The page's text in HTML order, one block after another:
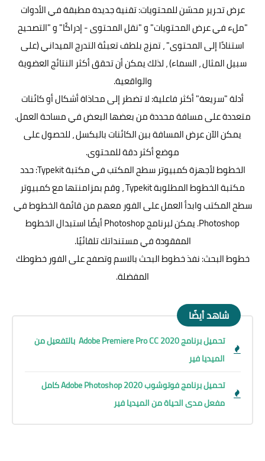
عرض تحرير محسّن للمحتويات: تقنية جديدة مطبقة في الأدوات
"ملء في عرض المحتويات" و "نقل المحتوى - إدراكًا" و "التصحيح
استنادًا إلى المحتوى" ، تمزج بلطف تعبئة التدرج الميداني (على
سبيل المثال ، السماء) ، لذلك يمكن أن تحقق أكثر النتائج العضوية
والواقعية.
أدلة "سريعة" أكثر فاعلية: لا تضطر إلى محاذاة أشكال أو كائنات
متعددة على مسافة محددة من بعضها البعض في مساحة العمل.
يمكن الآن عرض المسافة بين الكائنات بالبكسل ، للحصول على
موضع أكثر دقة للمحتوى.
الخطوط لأجهزة كمبيوتر سطح المكتب في مكتبة Typekit: حدد
مكتبة الخطوط المطلوبة Typekit ، وقم بمزامنتها مع كمبيوتر
سطح المكتب وابدأ العمل على الفور معهم من قائمة الخطوط في
Photoshop. يمكن لبرنامج Photoshop أيضًا استبدال الخطوط
المفقودة في مستنداتك تلقائيًا.
خطوط البحث: نفذ خطوط البحث بالاسم وتصفح على الفور خطوطك
المفضلة.
شاهد أيضًا
تحميل برنامج Adobe Premiere Pro CC 2020 بالتفعيل من
الميديا فير
تحميل برنامج فوتوشوب Adobe Photoshop 2020 كامل
مفعل مدى الحياة من الميديا فير